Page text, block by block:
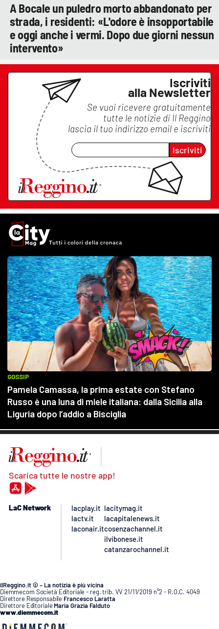
A Bocale un puledro morto abbandonato per
strada, i residenti: «L'odore è insopportabile
e oggi anche i vermi. Dopo due giorni nessun
intervento»
Iscriviti
alla Newsletter
Se vuoi ricevere gratuitamente
tutte le notizie di Il Reggino
lascia il tuo indirizzo email e iscriviti
Iscriviti
Scarica tutte le nostre app!
LaC Network
lacplay.it
lactv.it
laconair.it
lacitymag.it
lacapitalenews.it
cosenzachannel.it
ilvibonese.it
catanzarochannel.it
ilReggino.it © – La notizia è più vicina
Diemmecom Società Editoriale - reg. trib. VV 21/11/2019 n°2 - R.O.C. 4049
Direttore Responsabile Francesco Laratta
Direttore Editoriale Maria Grazia Falduto
www.diemmecom.it